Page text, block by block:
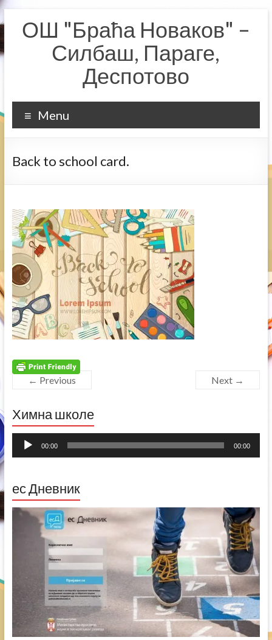
to
contentОШ "Браћа Новаков" –
Силбаш, Параге,
Деспотово
Menu
Back to school card.
← Previous Next →
Химна школе
Прегледач
звучних00:00 00:00
ес Дневник